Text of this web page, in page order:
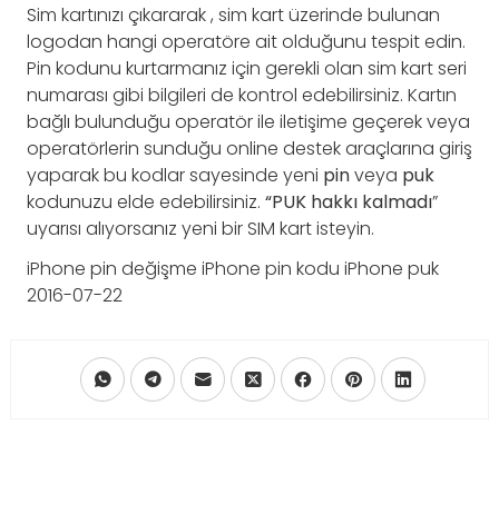
Sim kartınızı çıkararak , sim kart üzerinde bulunan
logodan hangi operatöre ait olduğunu tespit edin.
Pin kodunu kurtarmanız için gerekli olan sim kart seri
numarası gibi bilgileri de kontrol edebilirsiniz. Kartın
bağlı bulunduğu operatör ile iletişime geçerek veya
operatörlerin sunduğu online destek araçlarına giriş
yaparak bu kodlar sayesinde yeni pinveya puk
kodunuzu elde edebilirsiniz. “PUK hakkı kalmadı”
uyarısı alıyorsanız yeni bir SIM kart isteyin.
iPhone pin değişme iPhone pin kodu iPhone puk
2016-07-22